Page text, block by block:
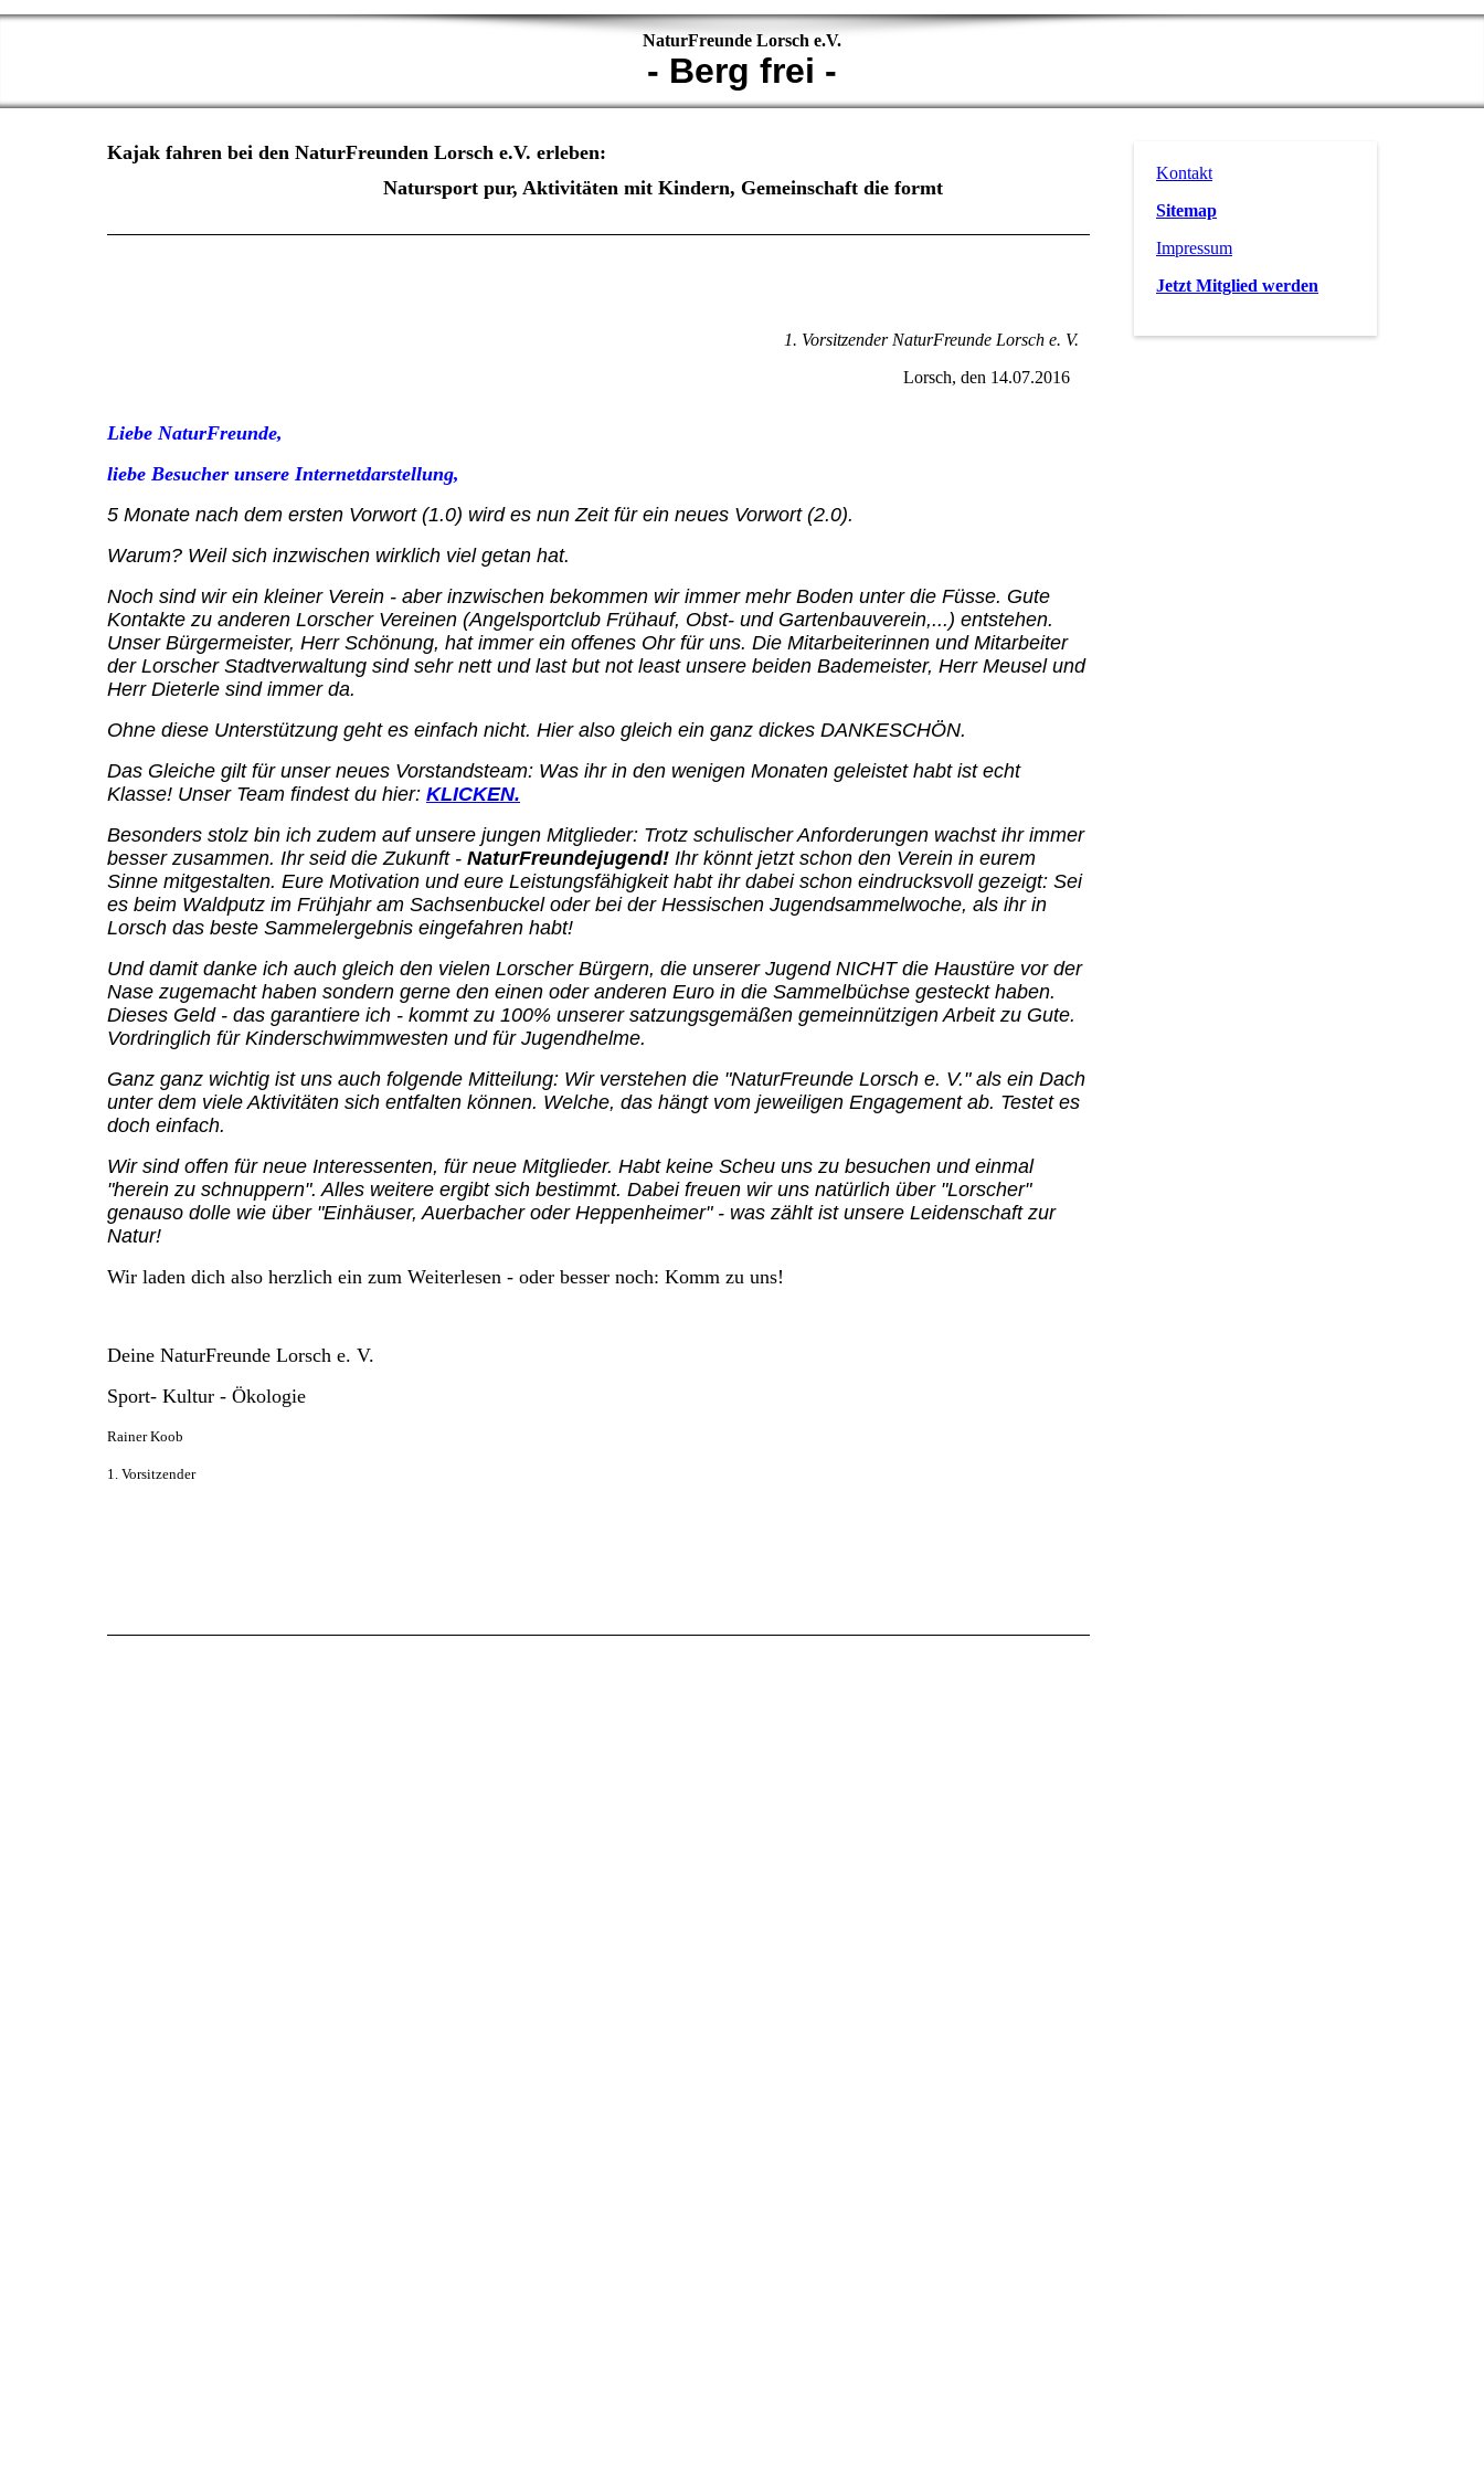
NaturFreunde Lorsch e.V.
- Berg frei -
Kajak fahren bei den NaturFreunden Lorsch e.V. erleben:
Natursport pur, Aktivitäten mit Kindern, Gemeinschaft die formt
1. Vorsitzender NaturFreunde Lorsch e. V.
Lorsch, den 14.07.2016
Liebe NaturFreunde,
liebe Besucher unsere Internetdarstellung,
5 Monate nach dem ersten Vorwort (1.0) wird es nun Zeit für ein neues Vorwort (2.0).
Warum? Weil sich inzwischen wirklich viel getan hat.
Noch sind wir ein kleiner Verein - aber inzwischen bekommen wir immer mehr Boden unter die Füsse. Gute
Kontakte zu anderen Lorscher Vereinen (Angelsportclub Frühauf, Obst- und Gartenbauverein,...) entstehen.
Unser Bürgermeister, Herr Schönung, hat immer ein offenes Ohr für uns. Die Mitarbeiterinnen und Mitarbeiter
der Lorscher Stadtverwaltung sind sehr nett und last but not least unsere beiden Bademeister, Herr Meusel und
Herr Dieterle sind immer da.
Ohne diese Unterstützung geht es einfach nicht. Hier also gleich ein ganz dickes DANKESCHÖN.
Das Gleiche gilt für unser neues Vorstandsteam: Was ihr in den wenigen Monaten geleistet habt ist echt
Klasse! Unser Team findest du hier: KLICKEN.
Besonders stolz bin ich zudem auf unsere jungen Mitglieder: Trotz schulischer Anforderungen wachst ihr immer
besser zusammen. Ihr seid die Zukunft - NaturFreundejugend! Ihr könnt jetzt schon den Verein in eurem
Sinne mitgestalten. Eure Motivation und eure Leistungsfähigkeit habt ihr dabei schon eindrucksvoll gezeigt: Sei
es beim Waldputz im Frühjahr am Sachsenbuckel oder bei der Hessischen Jugendsammelwoche, als ihr in
Lorsch das beste Sammelergebnis eingefahren habt!
Und damit danke ich auch gleich den vielen Lorscher Bürgern, die unserer Jugend NICHT die Haustüre vor der
Nase zugemacht haben sondern gerne den einen oder anderen Euro in die Sammelbüchse gesteckt haben.
Dieses Geld - das garantiere ich - kommt zu 100% unserer satzungsgemäßen gemeinnützigen Arbeit zu Gute.
Vordringlich für Kinderschwimmwesten und für Jugendhelme.
Ganz ganz wichtig ist uns auch folgende Mitteilung: Wir verstehen die "NaturFreunde Lorsch e. V." als ein Dach
unter dem viele Aktivitäten sich entfalten können. Welche, das hängt vom jeweiligen Engagement ab. Testet es
doch einfach.
Wir sind offen für neue Interessenten, für neue Mitglieder. Habt keine Scheu uns zu besuchen und einmal
"herein zu schnuppern". Alles weitere ergibt sich bestimmt. Dabei freuen wir uns natürlich über "Lorscher"
genauso dolle wie über "Einhäuser, Auerbacher oder Heppenheimer" - was zählt ist unsere Leidenschaft zur
Natur!
Wir laden dich also herzlich ein zum Weiterlesen - oder besser noch: Komm zu uns!
Deine NaturFreunde Lorsch e. V.
Sport- Kultur - Ökologie
Rainer Koob
1. Vorsitzender
Kontakt
Sitemap
Impressum
Jetzt Mitglied werden